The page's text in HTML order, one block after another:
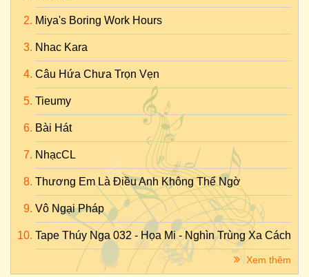
Miya's Boring Work Hours
Nhac Kara
Câu Hứa Chưa Trọn Vẹn
Tieumy
Bài Hát
NhạcCL
Thương Em Là Điều Anh Không Thể Ngờ
Vô Ngại Pháp
Tape Thúy Nga 032 - Họa Mi - Nghìn Trùng Xa Cách
Xem thêm